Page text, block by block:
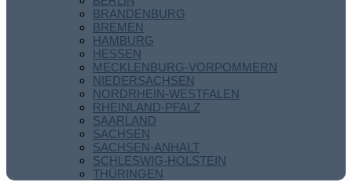
BRANDENBURG
BREMEN
HAMBURG
HESSEN
MECKLENBURG-VORPOMMERN
NIEDERSACHSEN
NORDRHEIN-WESTFALEN
RHEINLAND-PFALZ
SAARLAND
SACHSEN
SACHSEN-ANHALT
SCHLESWIG-HOLSTEIN
THÜRINGEN